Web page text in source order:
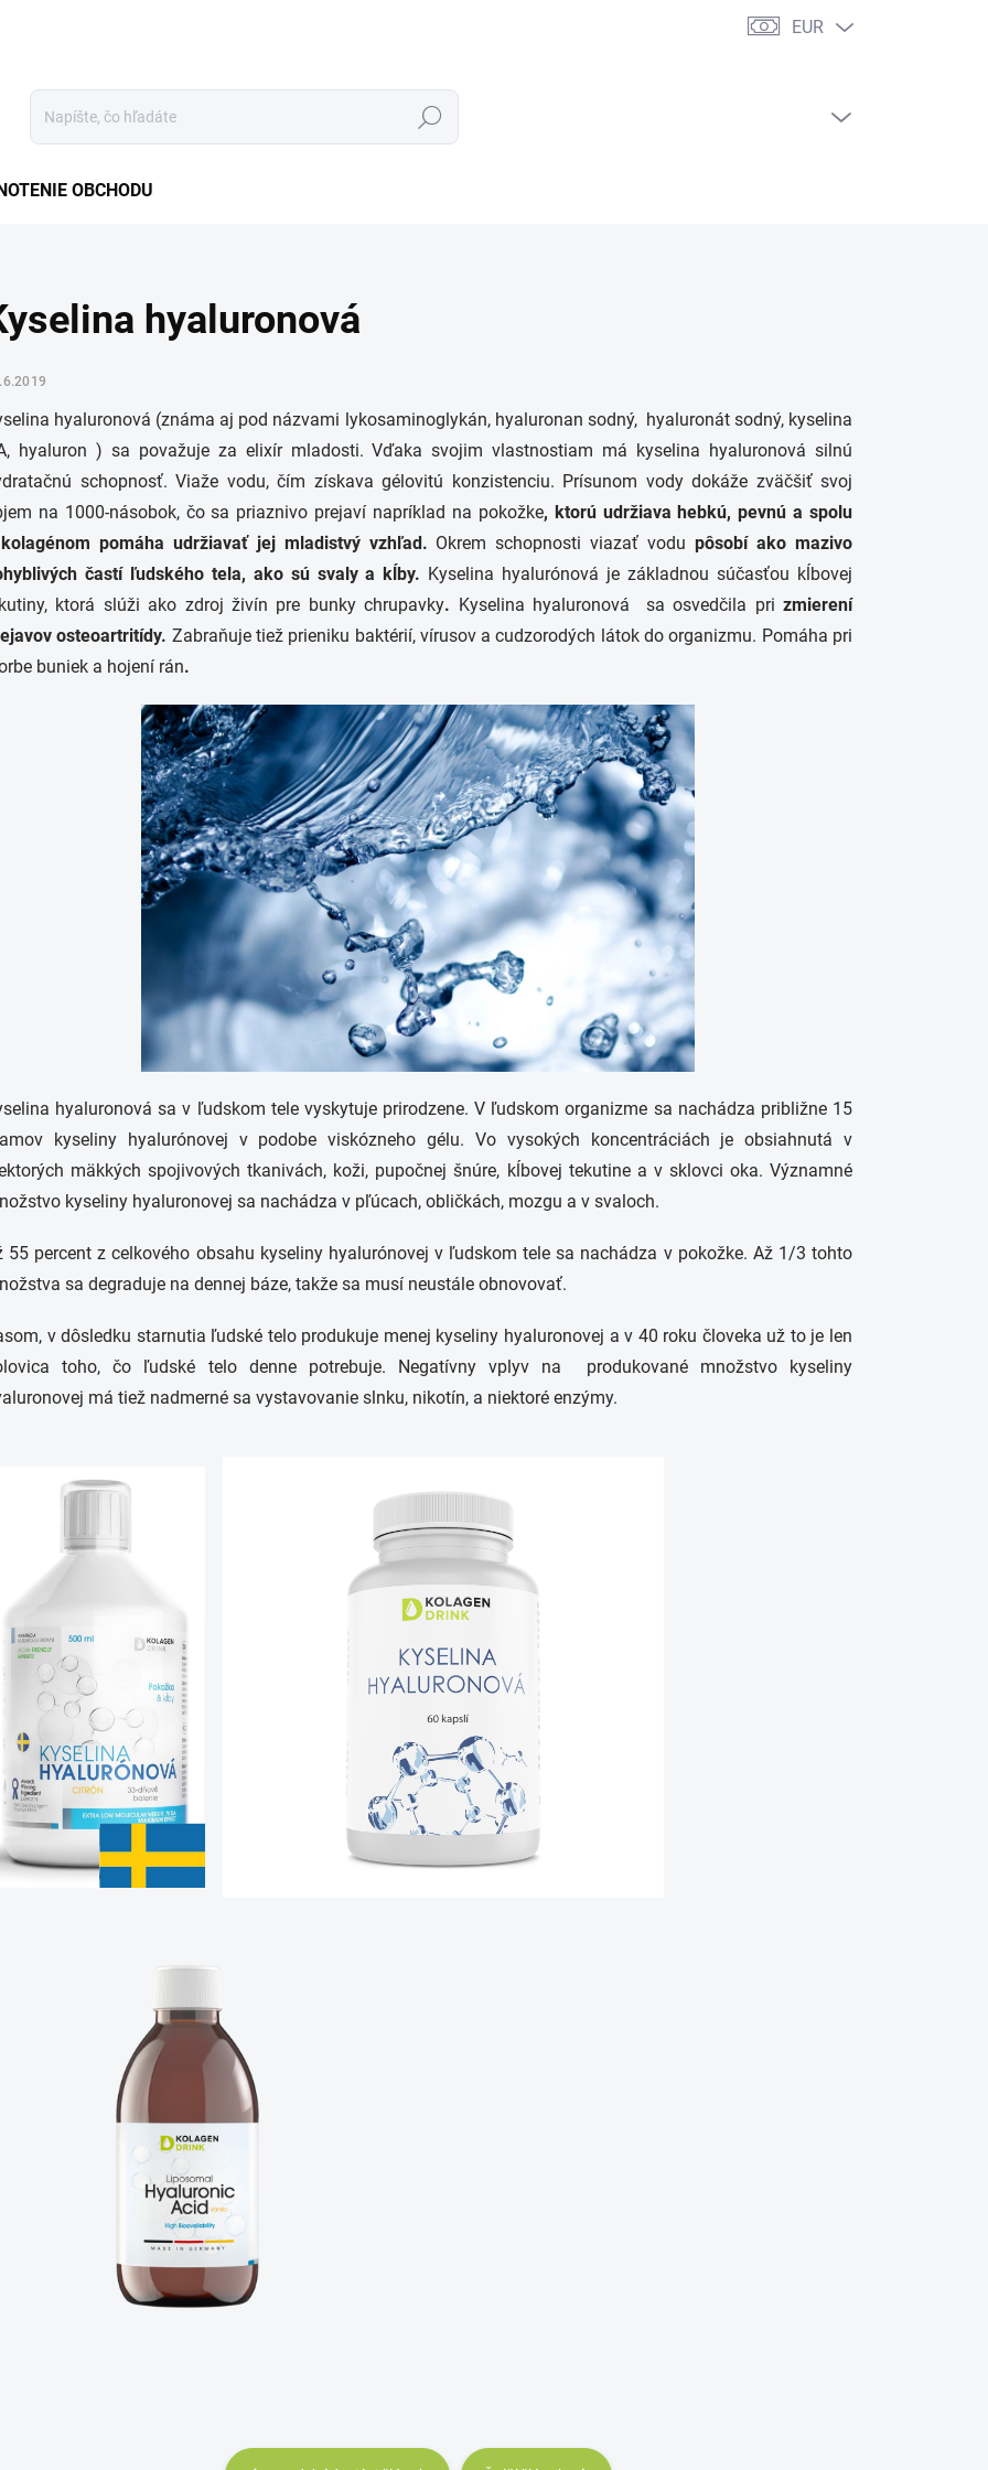
EUR
Hľadať
OBCHODU
hyaluronová
hyaluronová (známa aj pod názvami lykosaminoglykán, hyaluronan sodný, hyaluronát sodný, kyselina
hyaluron ) sa považuje za elixír mladosti. Vďaka svojim vlastnostiam má kyselina hyaluronová silnú
schopnosť. Viaže vodu, čím získava gélovitú konzistenciu. Prísunom vody dokáže zväčšiť svoj
na 1000-násobok, čo sa priaznivo prejaví napríklad na pokožke, ktorú udržiava hebkú, pevnú a spolu
pomáha udržiavať jej mladistvý vzhľad. Okrem schopnosti viazať vodu pôsobí ako mazivo
častí ľudského tela, ako sú svaly a kĺby. Kyselina hyalurónová je základnou súčasťou kĺbovej
ktorá slúži ako zdroj živín pre bunky chrupavky. Kyselina hyaluronová sa osvedčila prizmierení
osteoartritídy. Zabraňuje tiež prieniku baktérií, vírusov a cudzorodých látok do organizmu. Pomáha pri
buniek a hojení rán.
hyaluronová sa v ľudskom tele vyskytuje prirodzene. V ľudskom organizme sa nachádza približne 15
kyseliny hyalurónovej v podobe viskózneho gélu. Vo vysokých koncentráciách je obsiahnutá v
mäkkých spojivových tkanivách, koži, pupočnej šnúre, kĺbovej tekutine a v sklovci oka. Významné
kyseliny hyaluronovej sa nachádza v pľúcach, obličkách, mozgu a v svaloch.
55 percent z celkového obsahu kyseliny hyalurónovej v ľudskom tele sa nachádza v pokožke. Až 1/3 tohto
sa degraduje na dennej báze, takže sa musí neustále obnovovať.
v dôsledku starnutia ľudské telo produkuje menej kyseliny hyaluronovej a v 40 roku človeka už to je len
toho, čo ľudské telo denne potrebuje. Negatívny vplyv na produkované množstvo kyseliny
má tiež nadmerné sa vystavovanie slnku, nikotín, a niektoré enzýmy.